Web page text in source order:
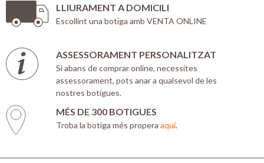
LLIURAMENT A DOMICILI
Escollint una botiga amb VENTA ONLINE
ASSESSORAMENT PERSONALITZAT
Si abans de comprar online, necessites
assessorament, pots anar a qualsevol de les
nostres botigues.
MÉS DE 300 BOTIGUES
Troba la botiga més propera aquí.